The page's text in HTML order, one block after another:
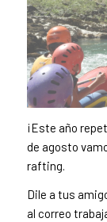
¡Este año
de agosto
rafting.
Dile a tus
al correo